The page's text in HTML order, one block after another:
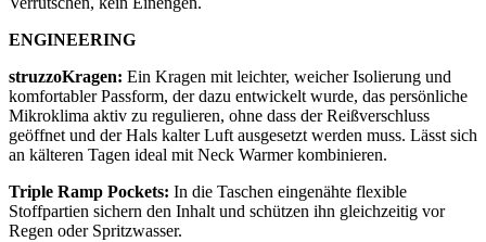
ENGINEERING
struzzoKragen: Ein Kragen mit leichter, weicher Isolierung und
komfortabler Passform, der dazu entwickelt wurde, das persönliche
Mikroklima aktiv zu regulieren, ohne dass der Reißverschluss
geöffnet und der Hals kalter Luft ausgesetzt werden muss. Lässt sich
an kälteren Tagen ideal mit Neck Warmer kombinieren.
Triple Ramp Pockets: In die Taschen eingenähte flexible
Stoffpartien sichern den Inhalt und schützen ihn gleichzeitig vor
Regen oder Spritzwasser.